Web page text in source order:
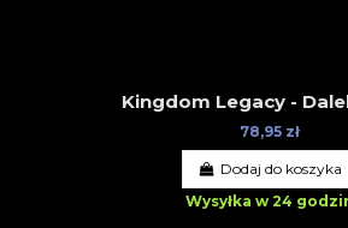
Kingdom Legacy -
78,95 zł
Dodaj do koszyka
Wysyłka w 24